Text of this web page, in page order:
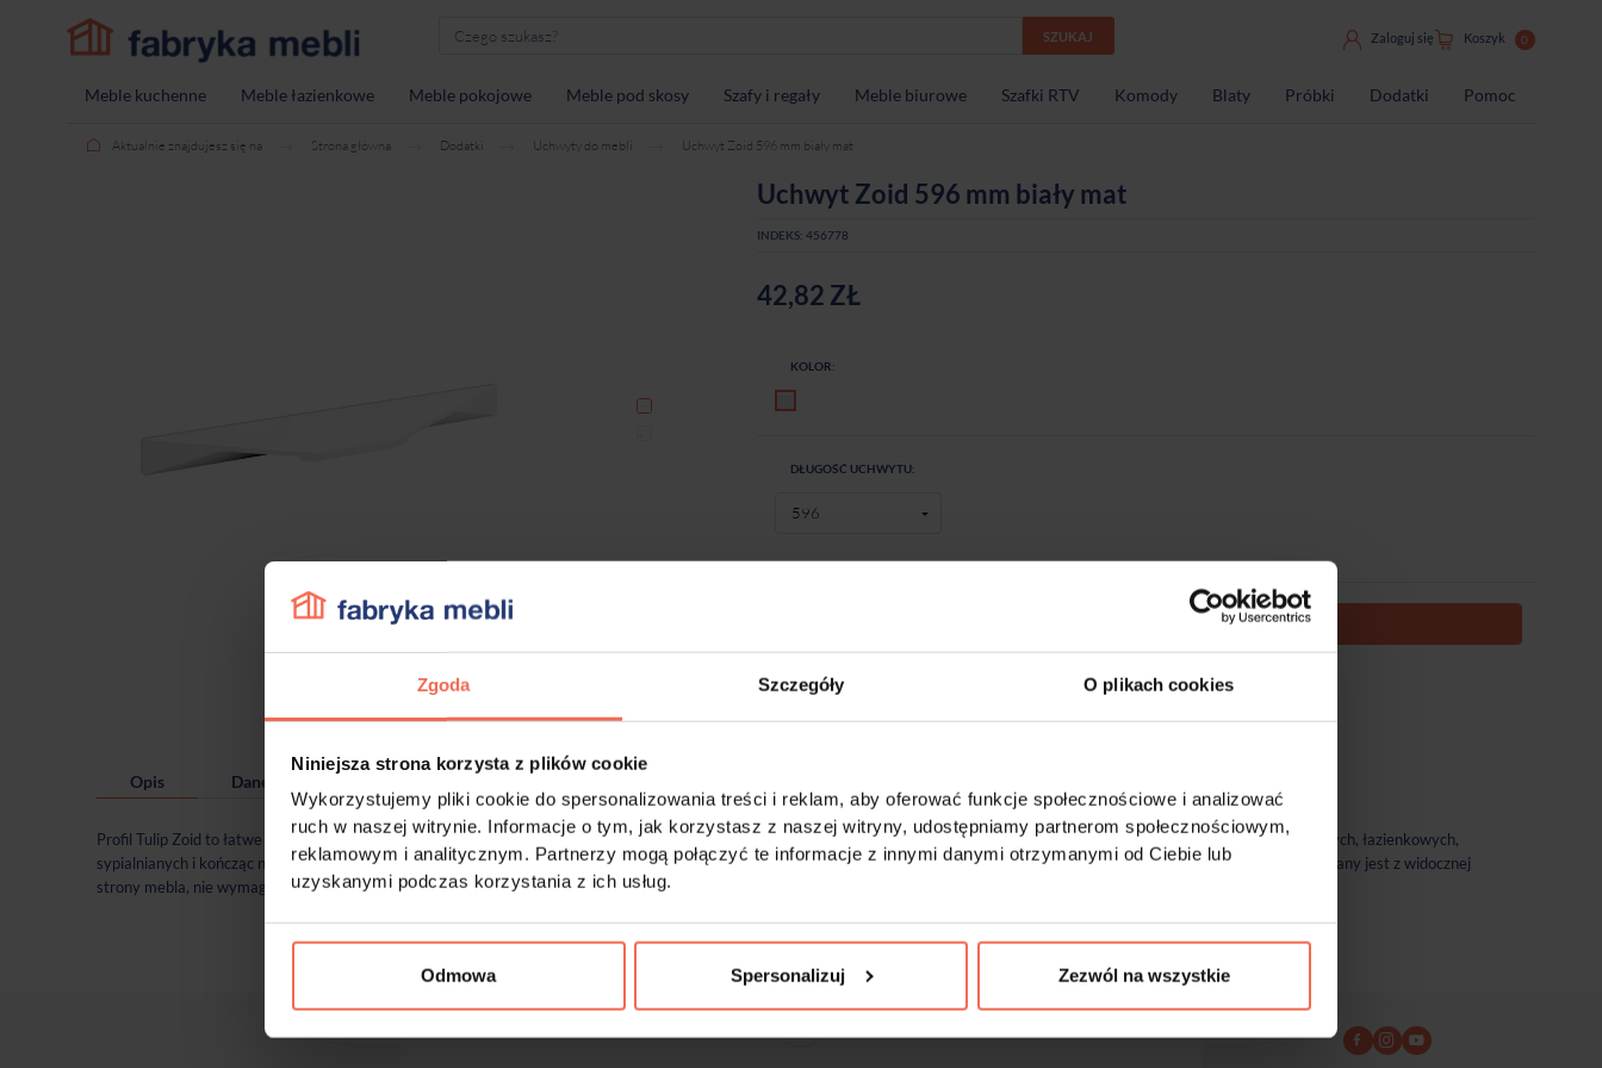
Zgoda Szczegóły O plikach cookies
Niniejsza strona korzysta z plików cookie
Wykorzystujemy pliki cookie do spersonalizowania treści i reklam, aby oferować funkcje społecznościowe i analizować
ruch w naszej witrynie. Informacje o tym, jak korzystasz z naszej witryny, udostępniamy partnerom społecznościowym,
reklamowym i analitycznym. Partnerzy mogą połączyć te informacje z innymi danymi otrzymanymi od Ciebie lub
uzyskanymi podczas korzystania z ich usług.
Odmowa Spersonalizuj Zezwól na wszystkie
SZUKAJ Zaloguj się Koszyk 0
Meble kuchenne Meble łazienkowe Meble pokojowe Meble pod skosy Szafy i regały Meble biurowe Szafki RTV Komody Blaty Próbki Dodatki Pomoc
Aktualnie znajdujesz się na Strona główna Dodatki Uchwyty do mebli Uchwyt Zoid 596 mm biały mat
Uchwyt Zoid 596 mm biały mat
INDEKS: 456778
42,82 ZŁ
KOLOR:
DŁUGOŚĆ UCHWYTU:
DODAJ DO KOSZYKA
Próbki są produktem na zamówienie. Produkty te nie podlegają zwrotom.
Opis Dane techniczne
Profil Tulip Zoid to łatwe i praktyczne rozwiązanie uchwytowe mebla. Jego prosty kształt przeznacza ją do zastosowania z jakimkolwiek rodzajem mebla, poczynając od mebli kuchennych, łazienkowych,
sypialnianych i kończąc na meblach biurowych. Dzięki szerokiej skali rozmiarów od 146 mm do 1196 mm można uchwyty zamontować do drzwiczek o różnej szerokości. Profil montowany jest z widocznej
strony mebla, nie wymaga frezowania. Profil Tulip Zoid ładnie wygląda z wyraźnymi strukturami drewna, uniwersalnymi dekorami lamina oraz z płytami akrylowymi w macie i połysku.